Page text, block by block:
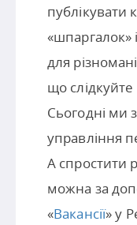
публікувати
«шпаргалок»
для
що
Сьогодні ми
управління
А спростити
можна за
«Вакансії» у